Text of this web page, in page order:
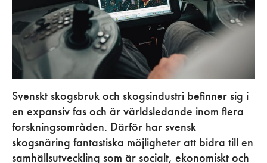
Svenskt skogsbruk och skogsindustri befinner sig i
en expansiv fas och är världsledande inom flera
forskningsområden. Därför har svensk
skogsnäring fantastiska möjligheter att bidra till en
samhällsutveckling som är socialt, ekonomiskt och